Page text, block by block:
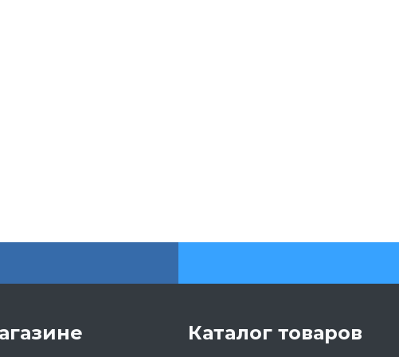
Каталог товаров